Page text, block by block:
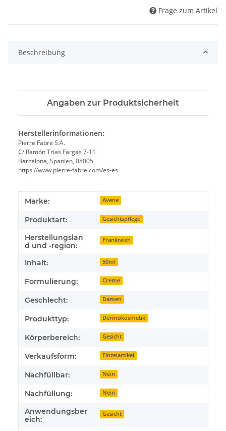
Frage zum Artikel
Beschreibung
Angaben zur Produktsicherheit
Herstellerinformationen:
Pierre Fabre S.A.
C/ Ramón Trías Fargas 7-11
Barcelona, Spanien, 08005
https://www.pierre-fabre.com/es-es
Produkteigenschaft
Wert
Marke: Avene
Produktart: Gesichtspflege
Herstellungslan
d und -region:
Frankreich
Inhalt: 50ml
Formulierung: Creme
Geschlecht: Damen
Produkttyp: Dermokosmetik
Körperbereich: Gesicht
Verkaufsform: Einzelartikel
Nachfüllbar: Nein
Nachfüllung: Nein
Anwendungsber
eich:
Gesicht